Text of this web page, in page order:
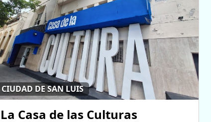
CIUDAD DE SAN LUIS
La Casa de las Culturas